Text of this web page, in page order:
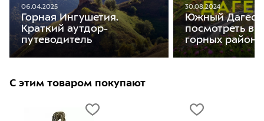
06.04.2025
Горная Ингушетия.
Краткий аутдор-
путеводитель
30.08.2024
Южный
посмотреть в
горных
С этим товаром покупают